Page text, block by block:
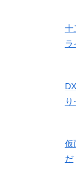
十
ラ
仮
だ